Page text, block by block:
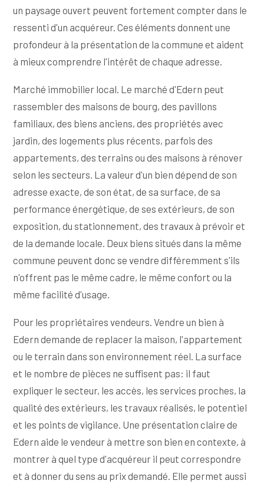
un paysage ouvert peuvent fortement compter dans le
ressenti d'un acquéreur. Ces éléments donnent une
profondeur à la présentation de la commune et aident
à mieux comprendre l'intérêt de chaque adresse.
Marché immobilier local. Le marché d'Edern peut
rassembler des maisons de bourg, des pavillons
familiaux, des biens anciens, des propriétés avec
jardin, des logements plus récents, parfois des
appartements, des terrains ou des maisons à rénover
selon les secteurs. La valeur d'un bien dépend de son
adresse exacte, de son état, de sa surface, de sa
performance énergétique, de ses extérieurs, de son
exposition, du stationnement, des travaux à prévoir et
de la demande locale. Deux biens situés dans la même
commune peuvent donc se vendre différemment s'ils
n'offrent pas le même cadre, le même confort ou la
même facilité d'usage.
Pour les propriétaires vendeurs. Vendre un bien à
Edern demande de replacer la maison, l'appartement
ou le terrain dans son environnement réel. La surface
et le nombre de pièces ne suffisent pas: il faut
expliquer le secteur, les accès, les services proches, la
qualité des extérieurs, les travaux réalisés, le potentiel
et les points de vigilance. Une présentation claire de
Edern aide le vendeur à mettre son bien en contexte, à
montrer à quel type d'acquéreur il peut correspondre
et à donner du sens au prix demandé. Elle permet aussi